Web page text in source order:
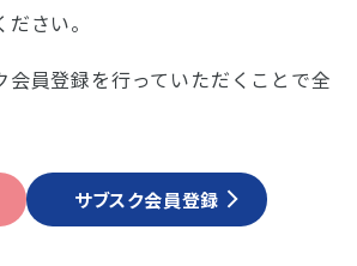
さい。
員登録を行っていただくことで全
サブスク会員登録